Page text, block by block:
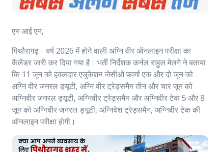
एन आई एन,
पिथौरागढ़। वर्ष 2026 में होने वाली अग्नि वीर ऑनलाइन परीक्षा का
कैलेंडर जारी कर दिया गया है। भर्ती निर्देशक कर्नल राहुल मेलगे ने बताया
कि 11 जून को हवलदार एजुकेशन जेसीओ फार्मा एक और दो जून को
अग्नि वीर जनरल ड्यूटी, अग्नि वीर ट्रेड्समैन तीन और चार जून को
अग्निवीर जनरल ड्यूटी, अग्निवीर ट्रेड्समैन और अग्निवीर टेक 5 और 8
जून को अग्निवीर जनरल ड्यूटी, अग्निवेश ट्रेड्समैन, अग्निवीर टेक की
ऑनलाइन परीक्षा होगी।